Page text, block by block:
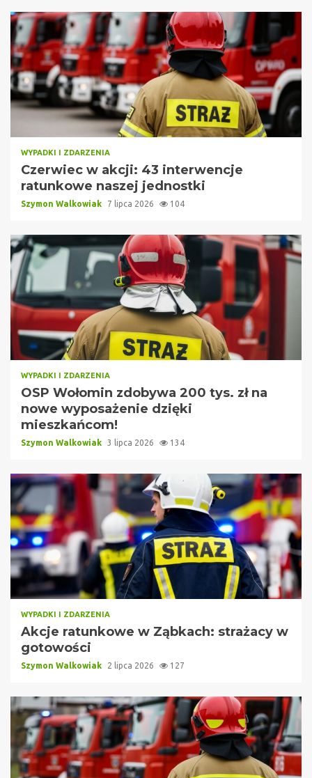
WYPADKI I ZDARZENIA
Czerwiec w akcji: 43 interwencje
ratunkowe naszej jednostki
Szymon Walkowiak 7 lipca 2026 104
WYPADKI I ZDARZENIA
OSP Wołomin zdobywa 200 tys. zł na
nowe wyposażenie dzięki
mieszkańcom!
Szymon Walkowiak 3 lipca 2026 134
WYPADKI I ZDARZENIA
Akcje ratunkowe w Ząbkach: strażacy w
gotowości
Szymon Walkowiak 2 lipca 2026 127